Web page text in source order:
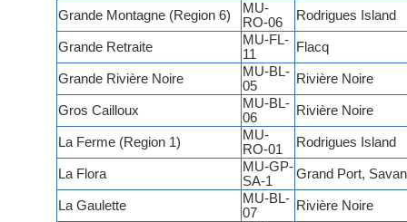
Grande Montagne (Region 6)
MU-
RO-06
Rodrigues Island
Grande Retraite
MU-FL-
11
Flacq
Grande Rivière Noire
MU-BL-
05
Rivière Noire
Gros Cailloux
MU-BL-
06
Rivière Noire
La Ferme (Region 1)
MU-
RO-01
Rodrigues Island
La Flora
MU-GP-
SA-1
Grand Port,
La Gaulette
MU-BL-
07
Rivière Noire